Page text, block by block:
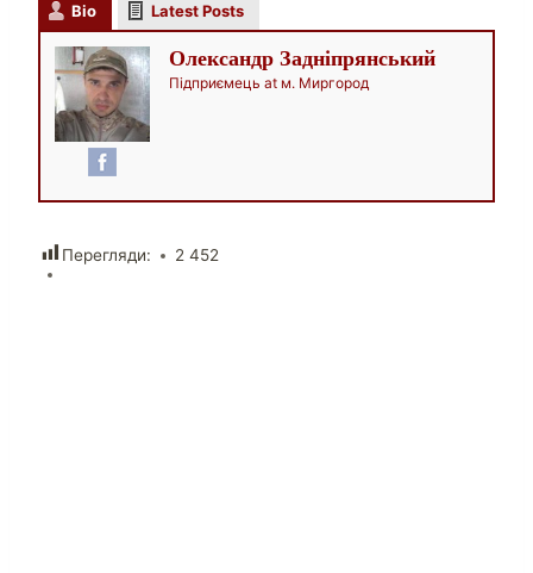
Bio Latest Posts
Олександр Задніпрянський
Підприємець at м. Миргород
Перегляди: 2 452